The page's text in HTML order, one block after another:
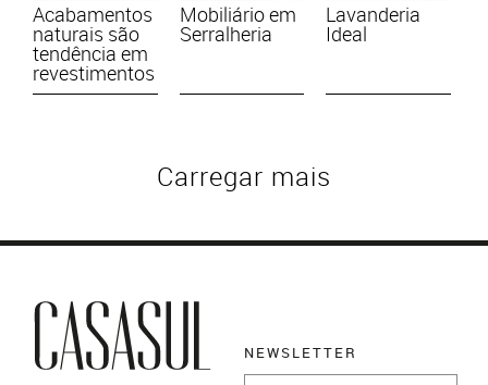
Acabamentos
naturais são
tendência em
revestimentos
Mobiliário em
Serralheria
Lavanderia
Ideal
Carregar mais
NEWSLETTER